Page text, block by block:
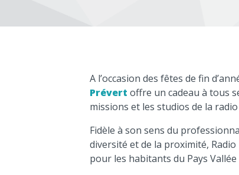
A l’occasion des fêtes de fin
Prévert offre un cadeau à tous
missions et les studios de la
Fidèle à son sens du
diversité et de la proximité,
pour les habitants du Pays Vallée